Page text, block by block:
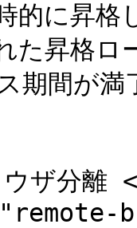
的に昇
た昇格ロ
期間が
ウザ分